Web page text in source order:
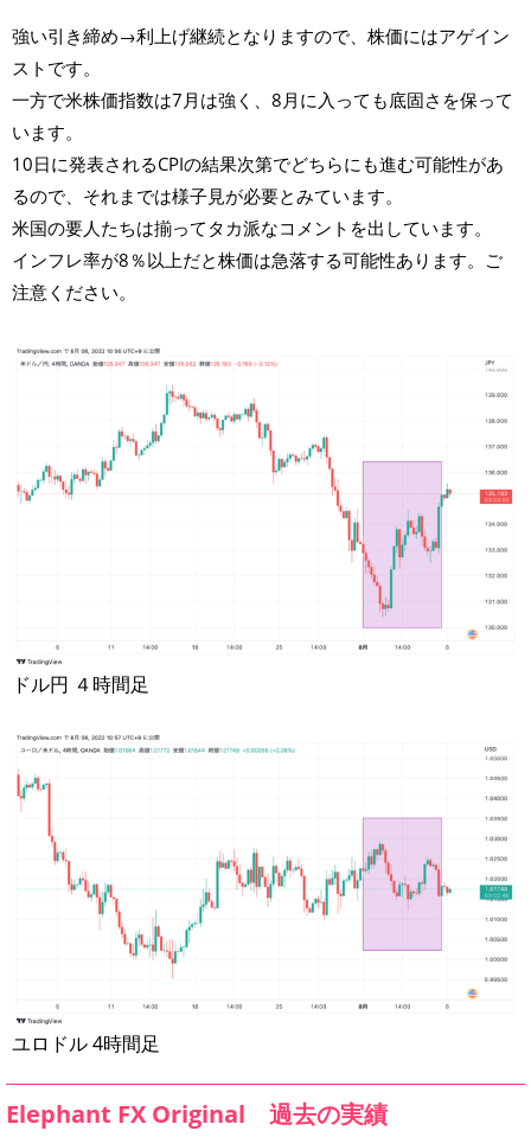
強い引き締め→利上げ継続となりますので、株価にはアゲイン
ストです。
一方で米株価指数は7月は強く、8月に入っても底固さを保って
います。
10日に発表されるCPIの結果次第でどちらにも進む可能性があ
るので、それまでは様子見が必要とみています。
米国の要人たちは揃ってタカ派なコメントを出しています。
インフレ率が8％以上だと株価は急落する可能性あります。ご
注意ください。
ドル円 ４時間足
ユロドル 4時間足
Elephant FX Original 過去の実績